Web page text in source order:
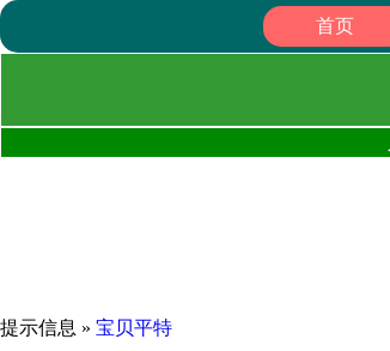
首页
提示信息 » 宝贝平特